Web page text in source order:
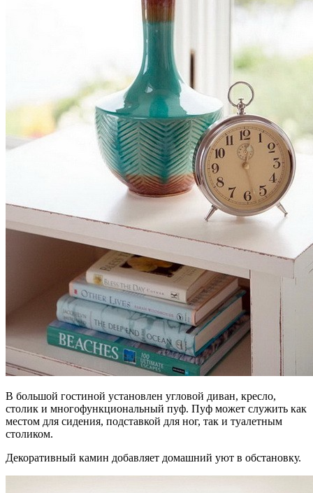
В большой гостиной установлен угловой диван, кресло,
столик и многофункциональный пуф. Пуф может служить как
местом для сидения, подставкой для ног, так и туалетным
столиком.
Декоративный камин добавляет домашний уют в обстановку.